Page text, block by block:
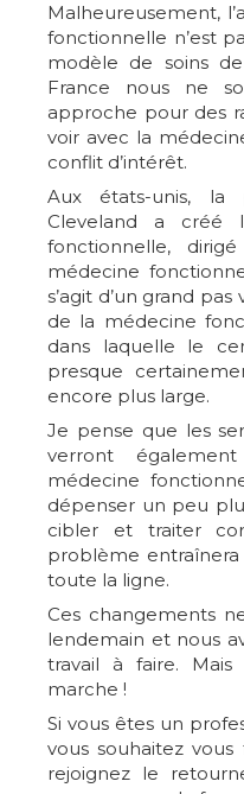
Malheureusement,
fonctionnelle n’est
modèle de soins
France nous ne
approche pour des
voir avec la
conflit d’intérêt.
Aux états-unis, la
Cleveland a créé
fonctionnelle,
médecine
s’agit d’un grand
de la médecine
dans laquelle le
presque
encore plus large.
Je pense que les
verront
médecine
dépenser un peu
cibler et traiter
problème entraînera
toute la ligne.
Ces changements
lendemain et nous
travail à faire.
marche !
Si vous êtes un
vous souhaitez
rejoignez le